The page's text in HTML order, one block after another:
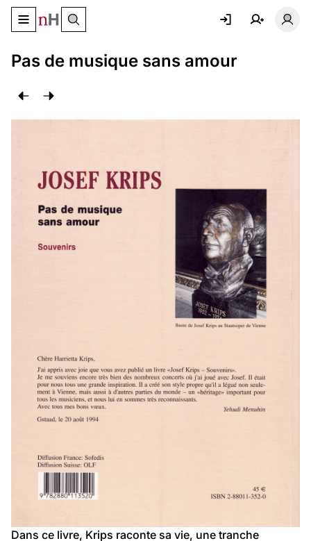
Basculer le menu de navigation
Pas de musique sans amour
Dans ce livre, Krips raconte sa vie, une tranche